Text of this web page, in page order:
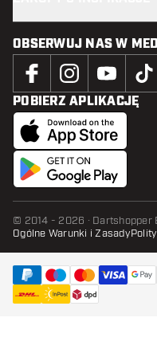
OBSERWUJ NAS W
POBIERZ APLIKACJĘ
© 2014 - 2026 · Dartshopper
Ogólne Warunki i Zasady